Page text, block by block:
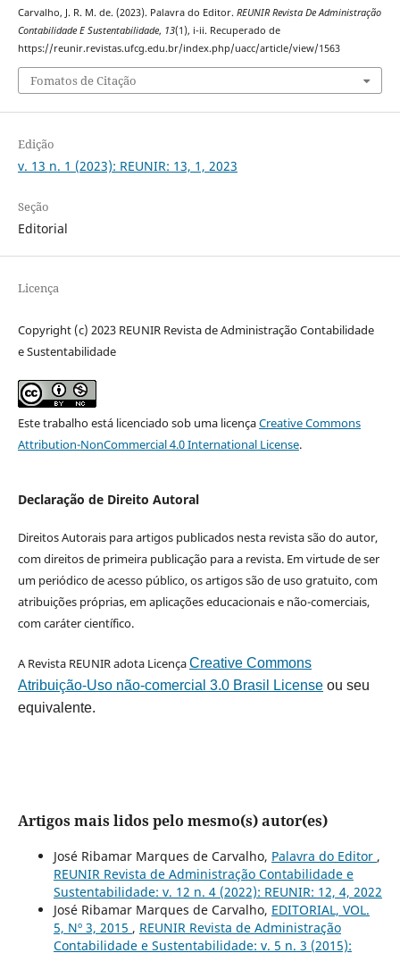
Carvalho, J. R. M. de. (2023). Palavra do Editor. REUNIR Revista De Administração
Contabilidade E Sustentabilidade, 13(1), i-ii. Recuperado de
https://reunir.revistas.ufcg.edu.br/index.php/uacc/article/view/1563
Fomatos de Citação
Edição
v. 13 n. 1 (2023): REUNIR: 13, 1, 2023
Seção
Editorial
Licença
Copyright (c) 2023 REUNIR Revista de Administração Contabilidade
e Sustentabilidade
Este trabalho está licenciado sob uma licençaCreative Commons
Attribution-NonCommercial 4.0 International License.
Declaração de Direito Autoral
Direitos Autorais para artigos publicados nesta revista são do autor,
com direitos de primeira publicação para a revista. Em virtude de ser
um periódico de acesso público, os artigos são de uso gratuito, com
atribuições próprias, em aplicações educacionais e não-comerciais,
com caráter científico.
A Revista REUNIR adota LicençaCreative Commons
Atribuição-Uso não-comercial 3.0 Brasil Licenseou seu
equivalente.
Artigos mais lidos pelo mesmo(s) autor(es)
José Ribamar Marques de Carvalho, Palavra do Editor ,
REUNIR Revista de Administração Contabilidade e
Sustentabilidade: v. 12 n. 4 (2022): REUNIR: 12, 4, 2022
José Ribamar Marques de Carvalho, EDITORIAL, VOL.
5, Nº 3, 2015 , REUNIR Revista de Administração
Contabilidade e Sustentabilidade: v. 5 n. 3 (2015):